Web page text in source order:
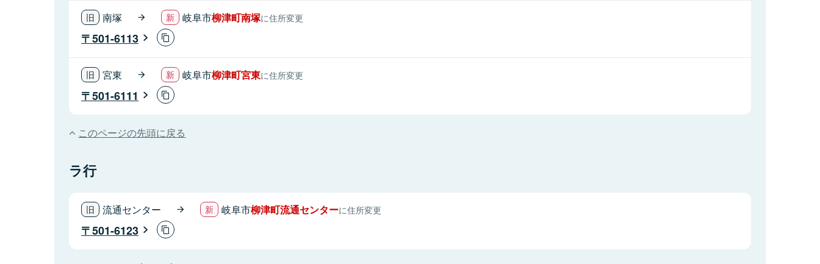
南塚 岐阜市柳津町南塚に住所変更
501-6113
宮東 岐阜市柳津町宮東に住所変更
501-6111
このページの先頭に戻る
ラ行
流通センター 岐阜市柳津町流通センターに住所変更
501-6123